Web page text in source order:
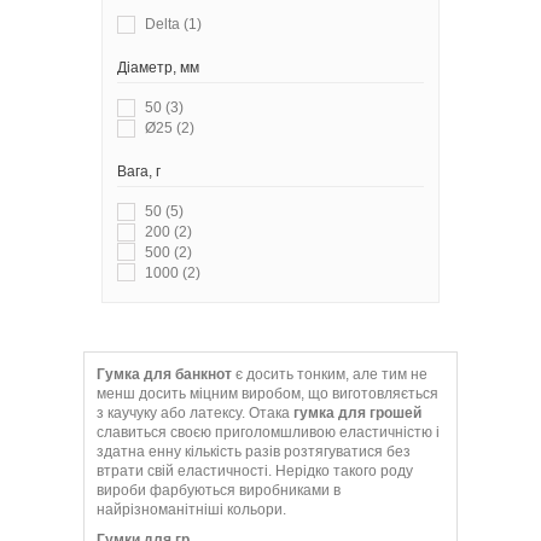
Delta (1)
Діаметр, мм
50 (3)
Ø25 (2)
Вага, г
50 (5)
200 (2)
500 (2)
1000 (2)
Гумка для банкнот є досить тонким, але тим не
менш досить міцним виробом, що виготовляється
з каучуку або латексу. Отака гумка для грошей
славиться своєю приголомшливою еластичністю і
здатна енну кількість разів розтягуватися без
втрати свій еластичності. Нерідко такого роду
вироби фарбуються виробниками в
найрізноманітніші кольори.